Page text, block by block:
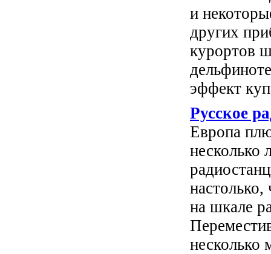
и
других
курортов
эффект
Русское
Европа
несколько
настолько,
на шкале
несколько